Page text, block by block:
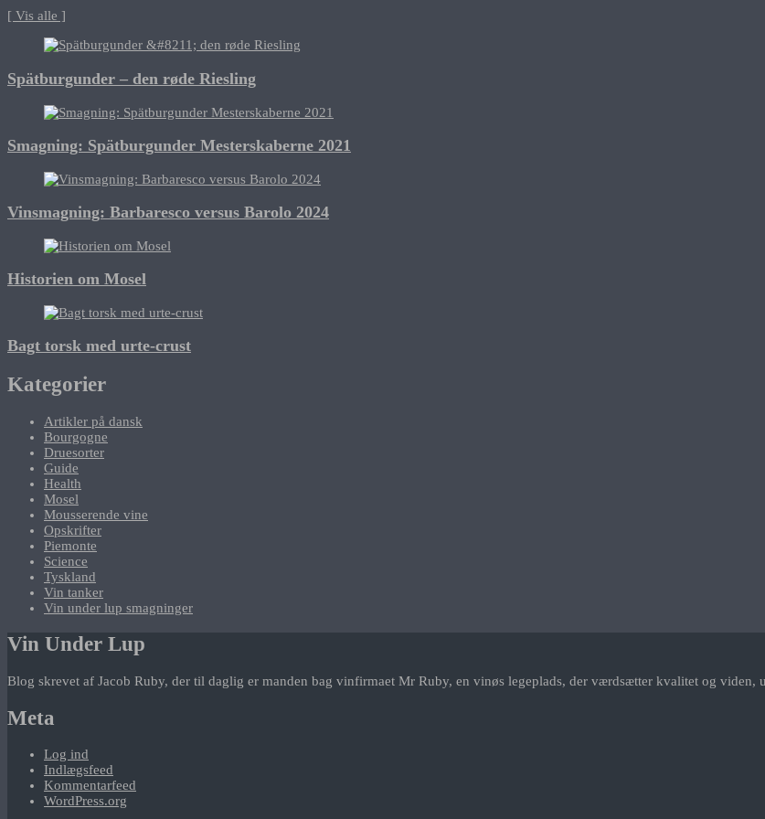
[ Vis alle ]
Spätburgunder – den røde Riesling
Smagning: Spätburgunder Mesterskaberne 2021
Vinsmagning: Barbaresco versus Barolo 2024
Historien om Mosel
Bagt torsk med urte-crust
Kategorier
Artikler på dansk
Bourgogne
Druesorter
Guide
Health
Mosel
Mousserende vine
Opskrifter
Piemonte
Science
Tyskland
Vin tanker
Vin under lup smagninger
Vin Under Lup
Blog skrevet af Jacob Ruby, der til daglig er manden bag vinfirmaet Mr Ruby, en vinøs legeplads, der værdsætter kvalitet og viden,
Meta
Log ind
Indlægsfeed
Kommentarfeed
WordPress.org